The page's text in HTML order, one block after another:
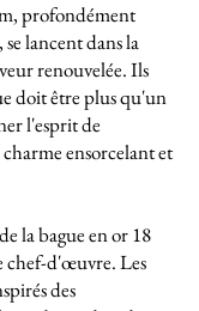
profondément
lancent dans la
renouvelée. Ils
doit être plus qu'un
l'esprit de
ensorcelant et
la bague en or 18
chef-d'œuvre. Les
des